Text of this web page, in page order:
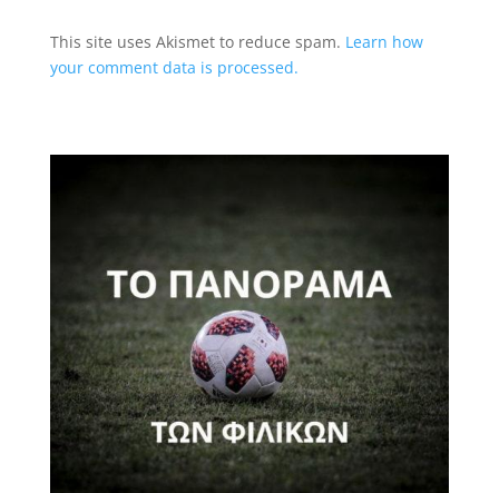
This site uses Akismet to reduce spam. Learn how
your comment data is processed.